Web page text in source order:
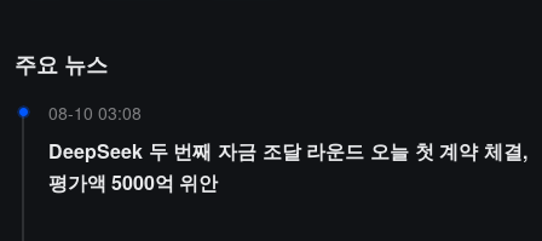
주요 뉴스
08-10 03:08
DeepSeek 두 번째 자금 조달 라운드 오늘 첫 계약 체결,
평가액 5000억 위안